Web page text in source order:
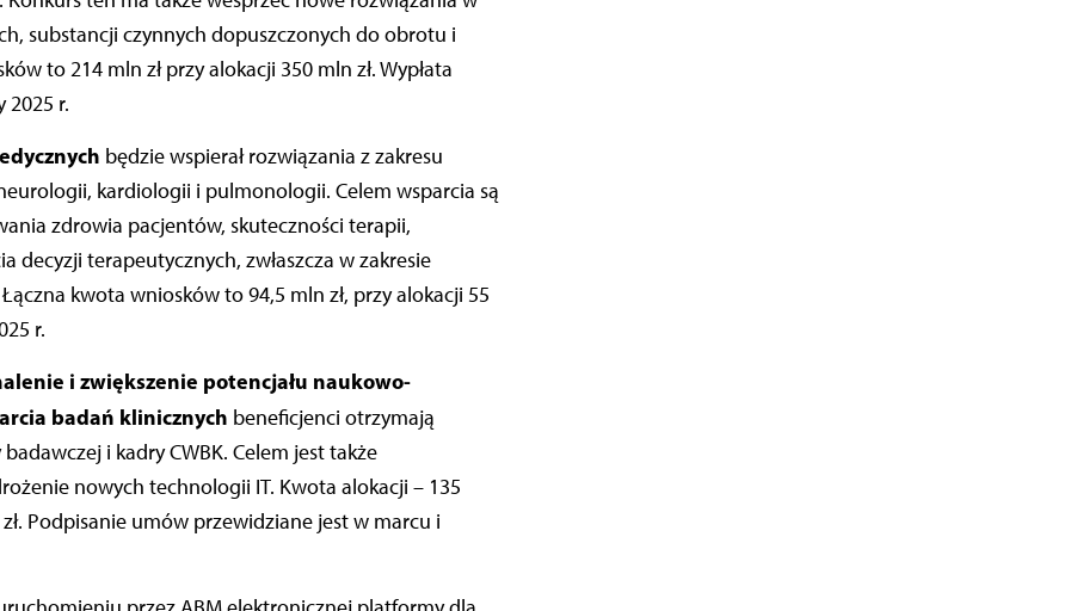
substancji czynnych dopuszczonych do obrotu i
to 214 mln zł przy alokacji 350 mln zł. Wypłata
2025 r.
będzie wspierał rozwiązania z zakresu
kardiologii i pulmonologii. Celem wsparcia są
zdrowia pacjentów, skuteczności terapii,
terapeutycznych, zwłaszcza w zakresie
kwota wniosków to 94,5 mln zł, przy alokacji 55
r.
i zwiększenie potencjału naukowo-
badań klinicznych beneficjenci otrzymają
i kadry CWBK. Celem jest także
nowych technologii IT. Kwota alokacji – 135
Podpisanie umów przewidziane jest w marcu i